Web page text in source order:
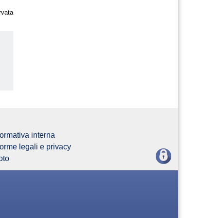
interna
legali e privacy